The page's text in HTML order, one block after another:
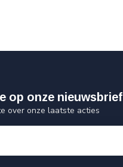
op onze nieuwsbrief
over onze laatste acties